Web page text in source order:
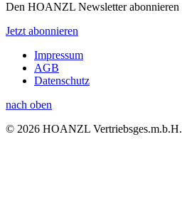
Den HOANZL Newsletter abonnieren
Jetzt abonnieren
Impressum
AGB
Datenschutz
nach oben
© 2026 HOANZL Vertriebsges.m.b.H.